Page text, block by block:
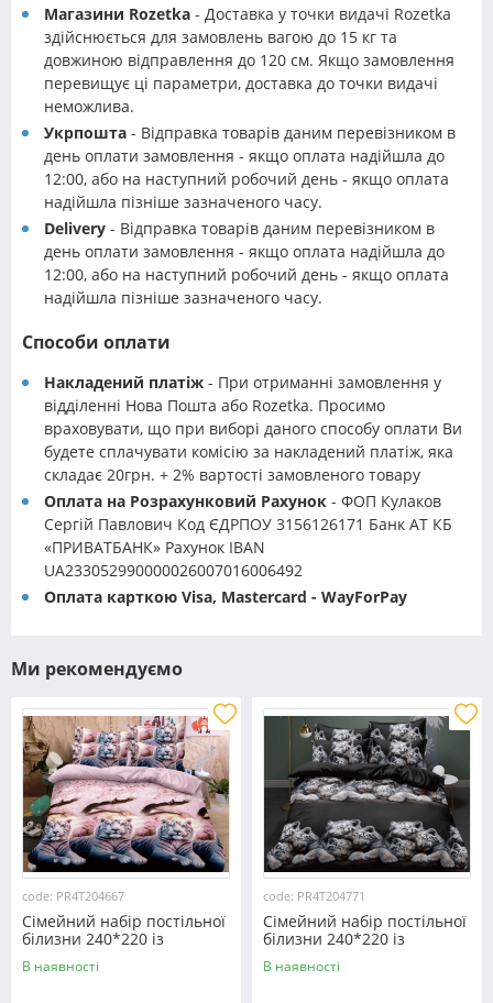
Магазини Rozetka - Доставка у точки видачі Rozetka
здійснюється для замовлень вагою до 15 кг та
довжиною відправлення до 120 см. Якщо замовлення
перевищує ці параметри, доставка до точки видачі
неможлива.
Укрпошта - Відправка товарів даним перевізником в
день оплати замовлення - якщо оплата надійшла до
12:00, або на наступний робочий день - якщо оплата
надійшла пізніше зазначеного часу.
Delivery - Відправка товарів даним перевізником в
день оплати замовлення - якщо оплата надійшла до
12:00, або на наступний робочий день - якщо оплата
надійшла пізніше зазначеного часу.
Способи оплати
Накладений платіж - При отриманні замовлення у
відділенні Нова Пошта або Rozetka. Просимо
враховувати, що при виборі даного способу оплати Ви
будете сплачувати комісію за накладений платіж, яка
складає 20грн. + 2% вартості замовленого товару
Оплата на Розрахунковий Рахунок - ФОП Кулаков
Сергій Павлович Код ЄДРПОУ 3156126171 Банк АТ КБ
«ПРИВАТБАНК» Рахунок IBAN
UA233052990000026007016006492
Оплата карткою Visa, Mastercard - WayForPay
Ми рекомендуємо
code: PR4T204667
Сімейний набір постільної
білизни 240*220 із
полікотону №204667
Черешенька™
В наявності
code: PR4T204771
Сімейний набір постільної
білизни 240*220 із
полікотону №204771
Черешенька™
В наявності